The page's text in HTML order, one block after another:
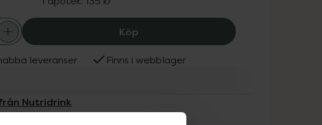
Köp Nutridrink Multi Fibre energirikt,
leveranser Finns i webblager
Nutridrink